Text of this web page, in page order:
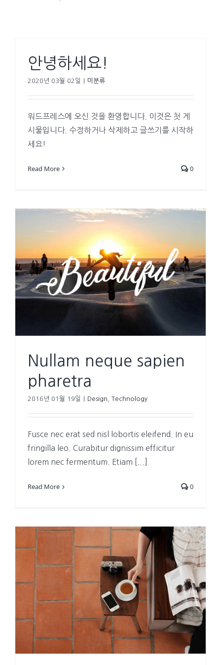
안녕하세요!
2020년 03월 02일 미분류
워드프레스에 오신 것을 환영합니다. 이것은 첫 게
시물입니다. 수정하거나 삭제하고 글쓰기를 시작하
세요!
Read More 0
Nullam neque sapien
pharetra
2016년 01월 19일 Design Technology
Fusce nec erat sed nisl lobortis eleifend. In eu
fringilla leo. Curabitur dignissim efficitur
lorem nec fermentum. Etiam [...]
Read More 0